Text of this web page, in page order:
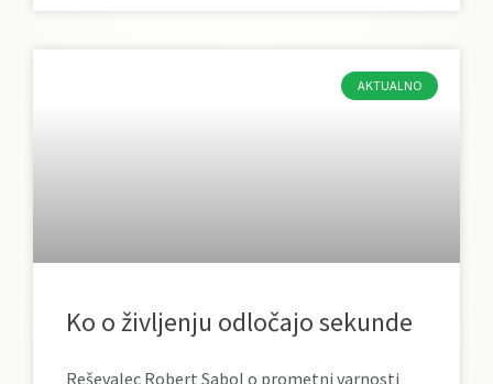
AKTUALNO
Ko o življenju odločajo sekunde
Reševalec Robert Sabol o prometni varnosti